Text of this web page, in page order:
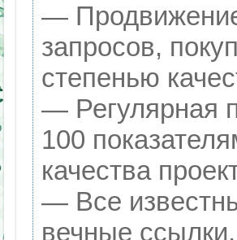
—
запросов,
степенью
— Регулярная
100
качества
— Все
вечные